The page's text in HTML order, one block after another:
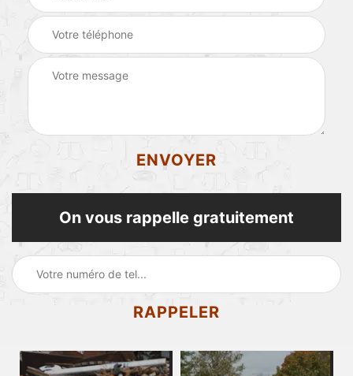
On vous rappelle gratuitement